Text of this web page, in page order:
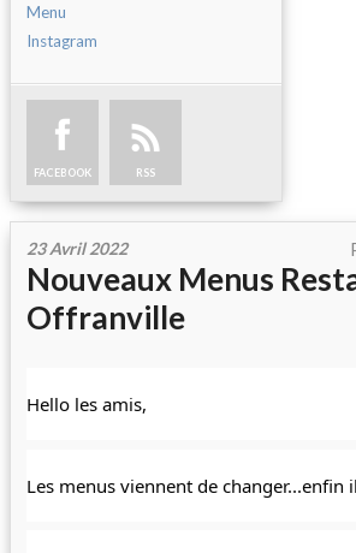
Menu
Instagram
FACEBOOK RSS
23 Avril 2022
Nouveaux Menus
Offranville
Hello les amis,
Les menus viennent de changer...enfin